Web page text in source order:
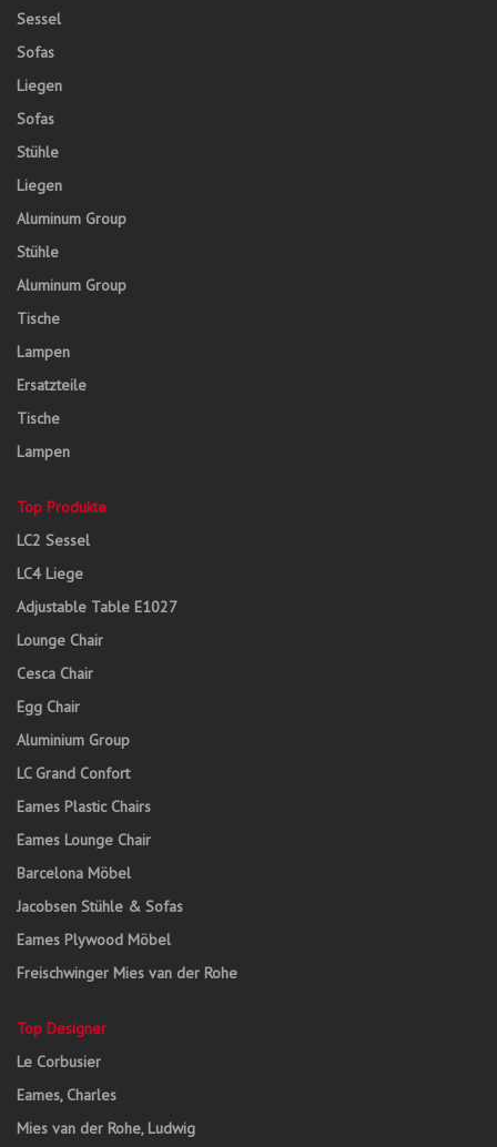
Sessel
Sofas
Liegen
Sofas
Stühle
Liegen
Aluminum Group
Stühle
Aluminum Group
Tische
Lampen
Ersatzteile
Tische
Lampen
Top Produkte
LC2 Sessel
LC4 Liege
Adjustable Table E1027
Lounge Chair
Cesca Chair
Egg Chair
Aluminium Group
LC Grand Confort
Eames Plastic Chairs
Eames Lounge Chair
Barcelona Möbel
Jacobsen Stühle & Sofas
Eames Plywood Möbel
Freischwinger Mies van der Rohe
Top Designer
Le Corbusier
Eames, Charles
Mies van der Rohe, Ludwig